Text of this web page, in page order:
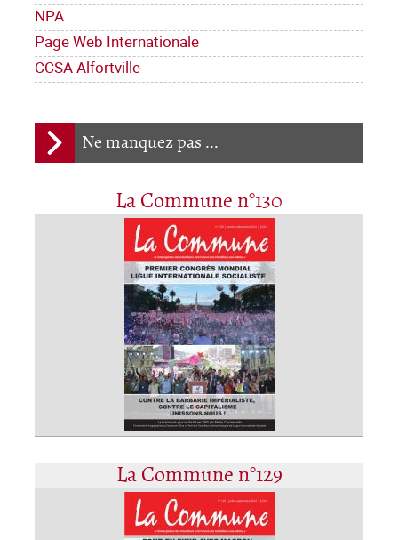
NPA
Page Web Internationale
CCSA Alfortville
Ne manquez pas ...
La Commune n°130
La Commune n°129